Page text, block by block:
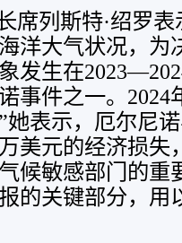
席列斯特·绍罗
洋大气状况，为
发生在
事件之一。
她表示，厄尔尼
美元的经济损失
候敏感部门的
的关键部分，用